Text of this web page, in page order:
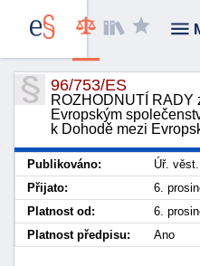
96/753/ES
ROZHODNUTÍ RADY
Evropským
k Dohodě mezi
Publikováno:
Úř.
Přijato:
6.
Platnost od:
6.
Platnost předpisu:
Ano